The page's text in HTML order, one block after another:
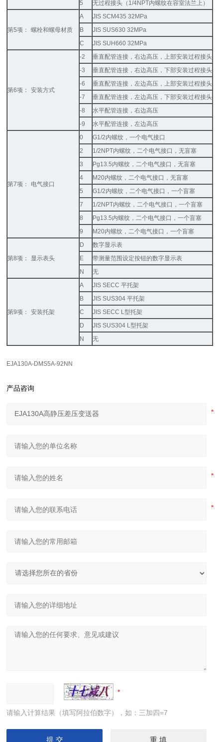
5 无过程接头（ 1/4NPT内螺纹在容室法兰上）
第5项： 螺栓和螺母材质
A
JIS SCM435 32MPa
B
JIS SUS630 32MPa
C
JIS SUH660 32MPa
第6项： 安装方式
-2
垂直配管连接，右边高压，上部安装过程接头
-3
垂直配管连接，右边高压，下部安装过程接头
-6
垂直配管连接，左边高压，上部安装过程接头
-7
垂直配管连接，左边高压，下部安装过程接头
-8
水平配管连接，右边高压
-9
水平配管连接，左边高压
第7项： 电气接口
0 G1/2内螺纹，一个电气接口
2
1/2NPT内螺纹，二个电气接口，无盲塞
3
Pg13.5内螺纹，二个电气接口，无盲塞
4
M20内螺纹，二个电气接口，无盲塞
5
G1/2内螺纹，二个电气接口，一个盲塞
7
1/2NPT内螺纹，二个电气接口，一个盲塞
8
Pg13.5内螺纹，二个电气接口，一个盲塞
9
M20内螺纹，二个电气接口，一个盲塞
第8项： 显示表头
D
数字显示表
E
带测量范围设定按钮的数字显示表
N
无
第9项： 安装托架
A JIS SECC平托架
B
JIS SUS304平托架
C
JIS SECC L型托架
D
JIS SUS304 L型托架
N
无
EJA130A-DMS5A-92NN
产品咨询
请输入计算结果（填写阿拉伯数字），如：三加四=7